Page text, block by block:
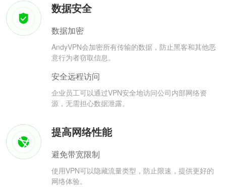
数据安全
数据加密
AndyVPN会加密所有传输的数据，防止黑客和其他恶
意行为者窃取信息。
安全远程访问
企业员工可以通过VPN安全地访问公司内部网络资
源，无需担心数据泄露。
提高网络性能
避免带宽限制
使用VPN可以隐藏流量类型，防止限速，提供更好的
网络体验。